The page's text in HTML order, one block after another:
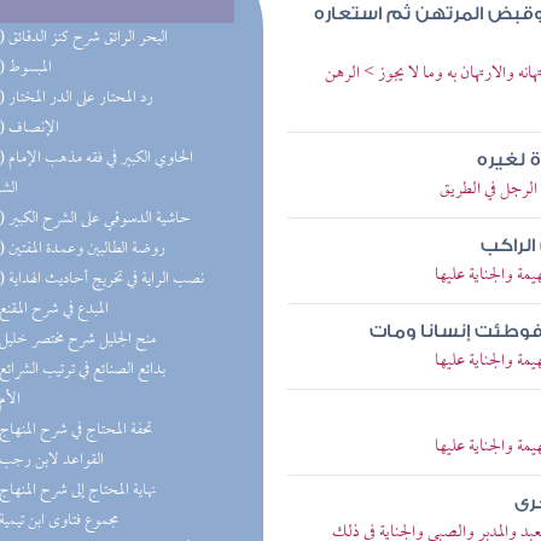
(36) البحر الرائق شرح كنز الدقائق
(33) المبسوط
(20) رد المحتار على الدر المختار
(13) الإنصاف
(10) حاشية الدسوقي على الشرح الكبير
(10) روضة الطالبين وعمدة المفتين
(10) نصب الراية في تخريج أحاديث الهداية
(8) المبدع في شرح
(7) منح الجليل شرح مختصر
(6) بدائع الصنائع في ترتيب
(6)
(6) تحفة المحتاج في شرح
(4) القواعد لابن
(4) نهاية المحتاج إلى شرح
(4) مجموع فتاوى ابن
المرتهن ثم استعاره
والارتهان به وما لا يجوز > الرهن
لغيره
في الطريق
والجناية عليها
إنسانا ومات
والجناية عليها
والجناية عليها
والصبي والجناية في ذلك